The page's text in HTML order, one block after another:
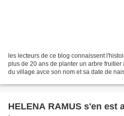
les lecteurs de ce blog connaissent
plus de 20 ans de planter un arbre
du village avce son nom et sa date de
HELENA RAMUS s'en est